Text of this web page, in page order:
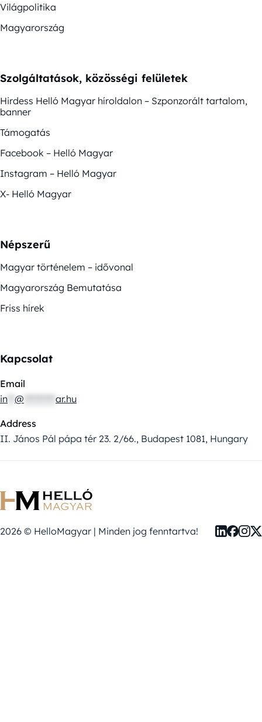
Világpolitika
Magyarország
Szolgáltatások, közösségi felületek
Hirdess Helló Magyar híroldalon – Szponzorált tartalom,
banner
Támogatás
Facebook – Helló Magyar
Instagram – Helló Magyar
X- Helló Magyar
Népszerű
Magyar történelem – idővonal
Magyarország Bemutatása
Friss hírek
Kapcsolat
Email
in @ ar.hu
Address
II. János Pál pápa tér 23. 2/66., Budapest 1081, Hungary
2026 © HelloMagyar | Minden jog fenntartva!